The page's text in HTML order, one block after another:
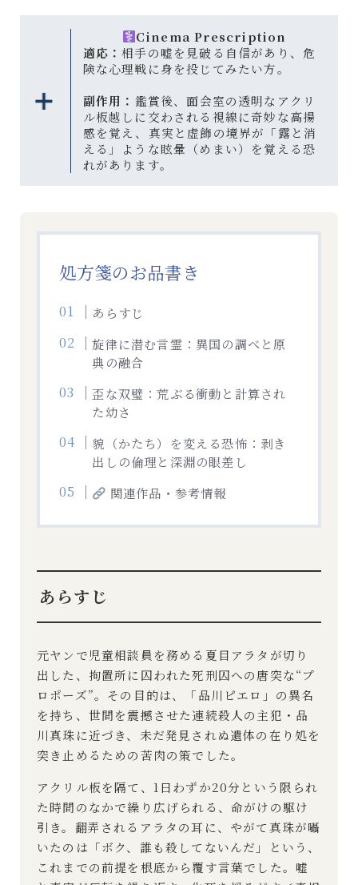
Cinema Prescription
適応：相手の嘘を見破る自信があり、危
険な心理戦に身を投じてみたい方。
副作用： 鑑賞後、面会室の透明なアクリ
ル板越しに交わされる視線に奇妙な高揚
感を覚え、真実と虚飾の境界が「露と消
える」ような眩暈（めまい）を覚える恐
れがあります。
処方箋のお品書き
あらすじ
旋律に潜む言霊：異国の調べと原
典の融合
歪な双璧：荒ぶる衝動と計算され
た幼さ
貌（かたち）を変える恐怖：剥き
出しの倫理と深淵の眼差し
関連作品・参考情報
あらすじ
元ヤンで児童相談員を務める夏目アラタが切り
出した、拘置所に囚われた死刑囚への唐突な“プ
ロポーズ”。その目的は、「品川ピエロ」の異名
を持ち、世間を震撼させた連続殺人の主犯・品
川真珠に近づき、未だ発見されぬ遺体の在り処を
突き止めるための苦肉の策でした。
アクリル板を隔て、1日わずか20分という限られ
た時間のなかで繰り広げられる、命がけの駆け
引き。翻弄されるアラタの耳に、やがて真珠が囁
いたのは「ボク、誰も殺してないんだ」という、
これまでの前提を根底から覆す言葉でした。嘘